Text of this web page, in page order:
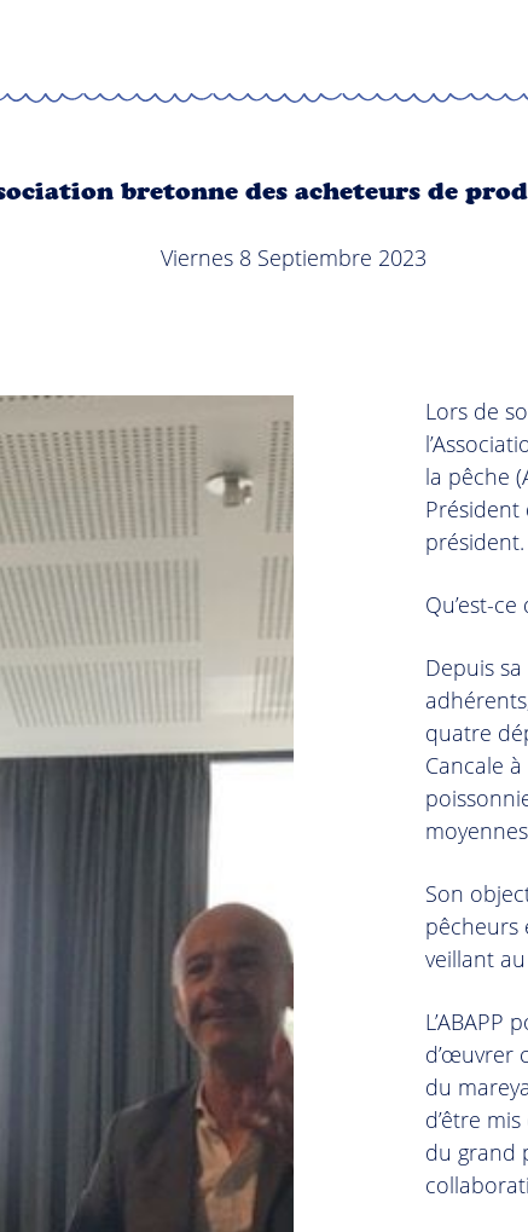
bretonne des acheteurs de
Viernes 8 Septiembre 2023
Lors de
la pêche
Président
président.
Qu’est-ce
Depuis
quatre
Cancale
Son
pêcheurs
veillant
L’ABAPP
d’œuvrer
du
d’être
du grand